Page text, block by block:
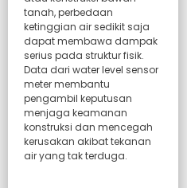
tanah, perbedaan
ketinggian air sedikit saja
dapat membawa dampak
serius pada struktur fisik.
Data dari water level sensor
meter membantu
pengambil keputusan
menjaga keamanan
konstruksi dan mencegah
kerusakan akibat tekanan
air yang tak terduga.